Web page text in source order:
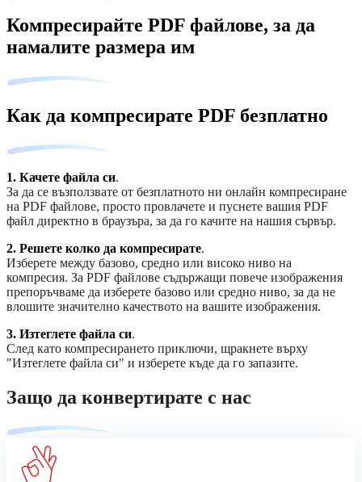
Компресирайте PDF файлове, за да
намалите размера им
Как да компресирате PDF безплатно
1. Качете файла си.
За да се възползвате от безплатното ни онлайн компресиране
на PDF файлове, просто провлачете и пуснете вашия PDF
файл директно в браузъра, за да го качите на нашия сървър.
2. Решете колко да компресирате.
Изберете между базово, средно или високо ниво на
компресия. За PDF файлове съдържащи повече изображения
препоръчваме да изберете базово или средно ниво, за да не
влошите значително качеството на вашите изображения.
3. Изтеглете файла си.
След като компресирането приключи, щракнете върху
"Изтеглете файла си" и изберете къде да го запазите.
Защо да конвертирате с нас